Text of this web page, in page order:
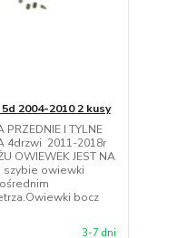
2004-2010 2 kusy
I TYLNE
4drzwi 2011-2018r
OWIEWEK JEST NA
szybie owiewki
bocz
3-7 dni